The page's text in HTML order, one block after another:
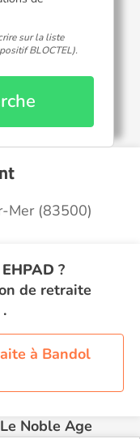
sur la liste
BLOCTEL).
Mer (83500)
?
de retraite
.
à Bandol
Noble Age